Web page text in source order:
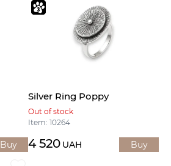
Buy
Silver Ring Poppy
Out of stock
Item: 10264
4 520 UAH Buy